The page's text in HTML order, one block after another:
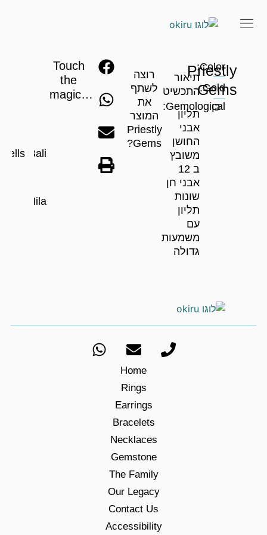
Priestly
Gems
Color:
Gold:
Gemological:
כן
תיאור
התכשיט
תליון
אבני
החושן
משובץ
ב 12
אבני חן
שונות
תליון
עם
משמעות
גדולה
רוצה
לשתף
את
המוצר
Priestly
Gems?
Touch
the
magic…
Bali
Hila
Home
Rings
Earrings
Bracelets
Necklaces
Gemstone
The Family
Our Legacy
Contact Us
Accessibility